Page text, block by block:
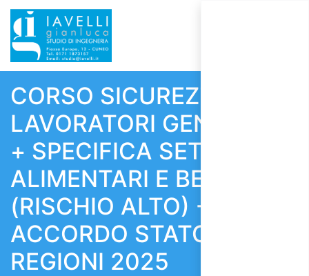
CORSO SICUREZZA
LAVORATORI GENERALE
+ SPECIFICA SETTORE
ALIMENTARI E BEVANDE
(RISCHIO ALTO) -
ACCORDO STATO
REGIONI 2025